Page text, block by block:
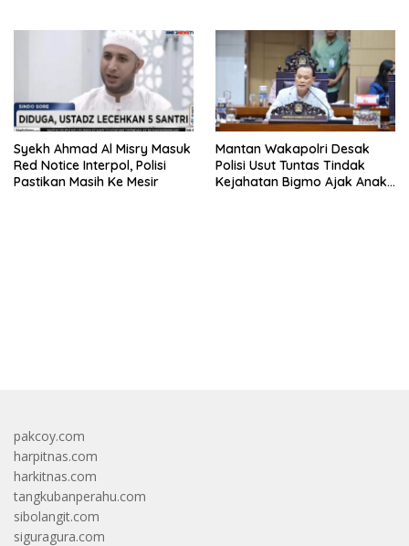
Syekh Ahmad Al Misry Masuk
Red Notice Interpol, Polisi
Pastikan Masih Ke Mesir
Mantan Wakapolri Desak
Polisi Usut Tuntas Tindak
Kejahatan Bigmo Ajak Anak
pakcoy.com
harpitnas.com
harkitnas.com
tangkubanperahu.com
sibolangit.com
siguragura.com